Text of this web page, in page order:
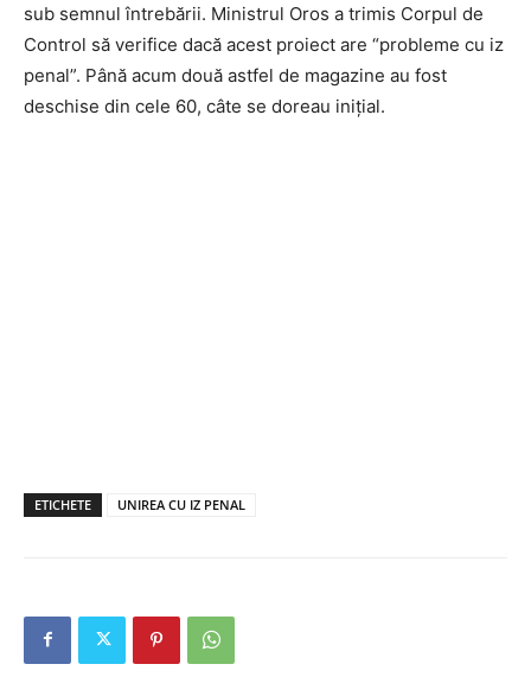
sub semnul întrebării. Ministrul Oros a trimis Corpul de
Control să verifice dacă acest proiect are “probleme cu iz
penal”. Până acum două astfel de magazine au fost
deschise din cele 60, câte se doreau inițial.
ETICHETE UNIREA CU IZ PENAL